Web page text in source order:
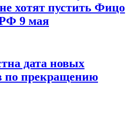
хотят пустить Фицо
9 мая
дата новых
по прекращению